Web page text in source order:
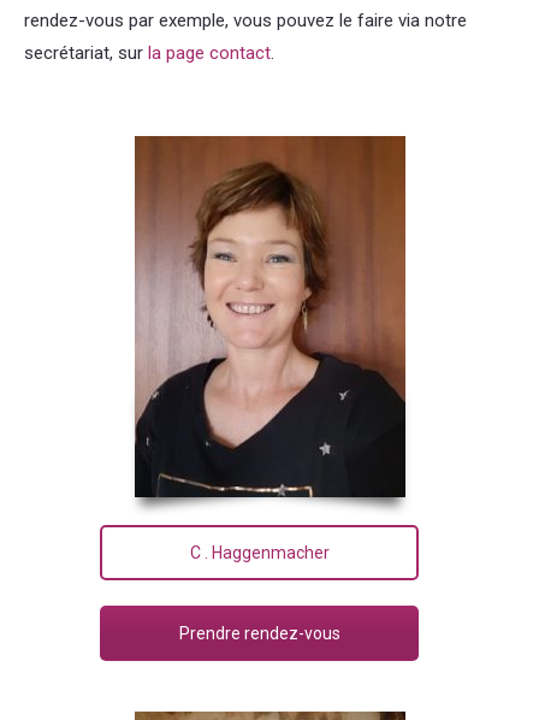
rendez-vous par exemple, vous pouvez le faire via notre
secrétariat, sur la page contact.
C . Haggenmacher
Prendre rendez-vous